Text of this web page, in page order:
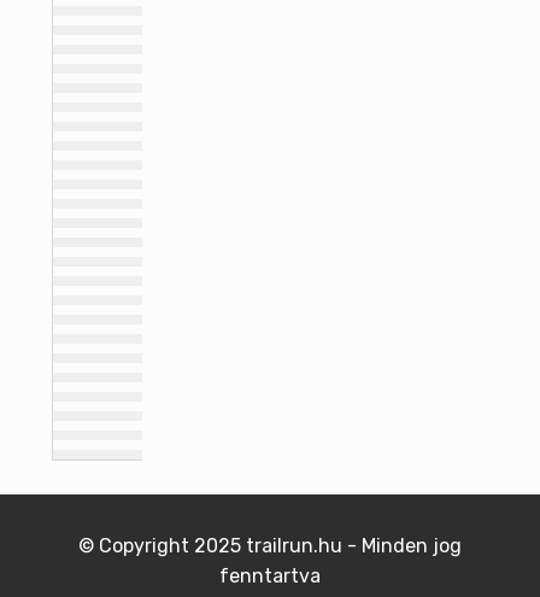
© Copyright 2025 trailrun.hu - Minden jog
fenntartva